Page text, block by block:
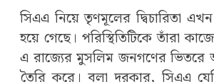
সিএএ নিয়ে তৃণমূলের দ্বিচারিতা
হয়ে গেছে। পরিস্থিতিটিকে তাঁরা
এ রাজ্যের মুসলিম জনগণের ভিতরে